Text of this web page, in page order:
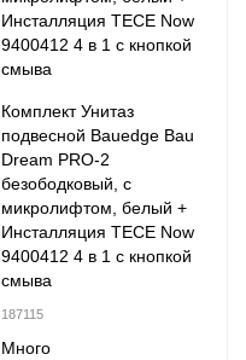
Комплект Унитаз
подвесной Bauedge Bau
Dream PRO-2
безободковый, с
микролифтом, белый +
Инсталляция TECE Now
9400412 4 в 1 с кнопкой
смыва
187115
Много